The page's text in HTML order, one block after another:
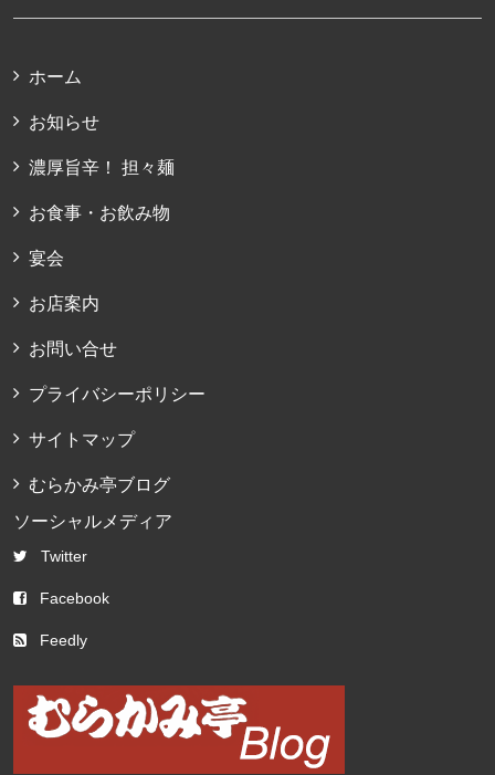
ホーム
お知らせ
濃厚旨辛！ 担々麺
お食事・お飲み物
宴会
お店案内
お問い合せ
プライバシーポリシー
サイトマップ
むらかみ亭ブログ
ソーシャルメディア
Twitter
Facebook
Feedly